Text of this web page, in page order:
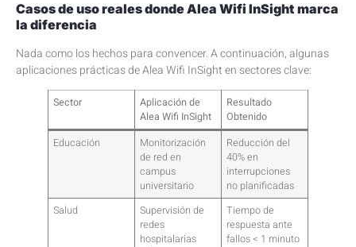
Casos de uso reales donde Alea Wifi InSight marca
la diferencia
Nada como los hechos para convencer. A continuación, algunas
aplicaciones prácticas de Alea Wifi InSight en sectores clave:
Sector
Aplicación de
Alea Wifi InSight
Resultado
Obtenido
Educación
Monitorización
de red en
campus
universitario
Reducción del
40% en
interrupciones
no planificadas
Salud
Supervisión de
redes
hospitalarias
Tiempo de
respuesta ante
fallos < 1 minuto